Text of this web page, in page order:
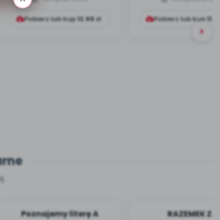
Pobierz lub kup12.99zł Pobierz lub kup
Poznajemy literę A
RAZEMEK Z